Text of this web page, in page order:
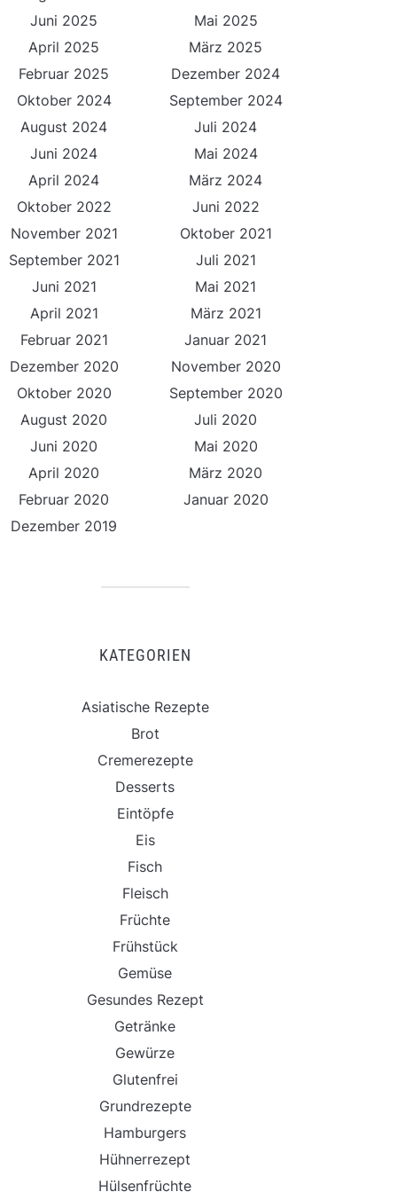
Juni 2025
Mai 2025
April 2025
März 2025
Februar 2025
Dezember 2024
Oktober 2024
September 2024
August 2024
Juli 2024
Juni 2024
Mai 2024
April 2024
März 2024
Oktober 2022
Juni 2022
November 2021
Oktober 2021
September 2021
Juli 2021
Juni 2021
Mai 2021
April 2021
März 2021
Februar 2021
Januar 2021
Dezember 2020
November 2020
Oktober 2020
September 2020
August 2020
Juli 2020
Juni 2020
Mai 2020
April 2020
März 2020
Februar 2020
Januar 2020
Dezember 2019
KATEGORIEN
Asiatische Rezepte
Brot
Cremerezepte
Desserts
Eintöpfe
Eis
Fisch
Fleisch
Früchte
Frühstück
Gemüse
Gesundes Rezept
Getränke
Gewürze
Glutenfrei
Grundrezepte
Hamburgers
Hühnerrezept
Hülsenfrüchte